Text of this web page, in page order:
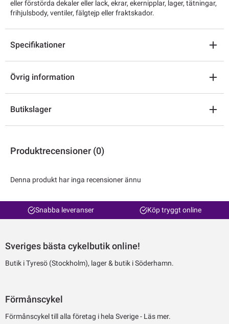
eller förstörda dekaler eller lack, ekrar, ekernipplar, lager, tätningar,
frihjulsbody, ventiler, fälgtejp eller fraktskador.
Specifikationer
Övrig information
Butikslager
Produktrecensioner (0)
Denna produkt har inga recensioner ännu
Snabba leveranser Köp tryggt online
Sveriges bästa cykelbutik online!
Butik i Tyresö (Stockholm), lager & butik i Söderhamn.
Förmånscykel
Förmånscykel till alla företag i hela Sverige - Läs mer.